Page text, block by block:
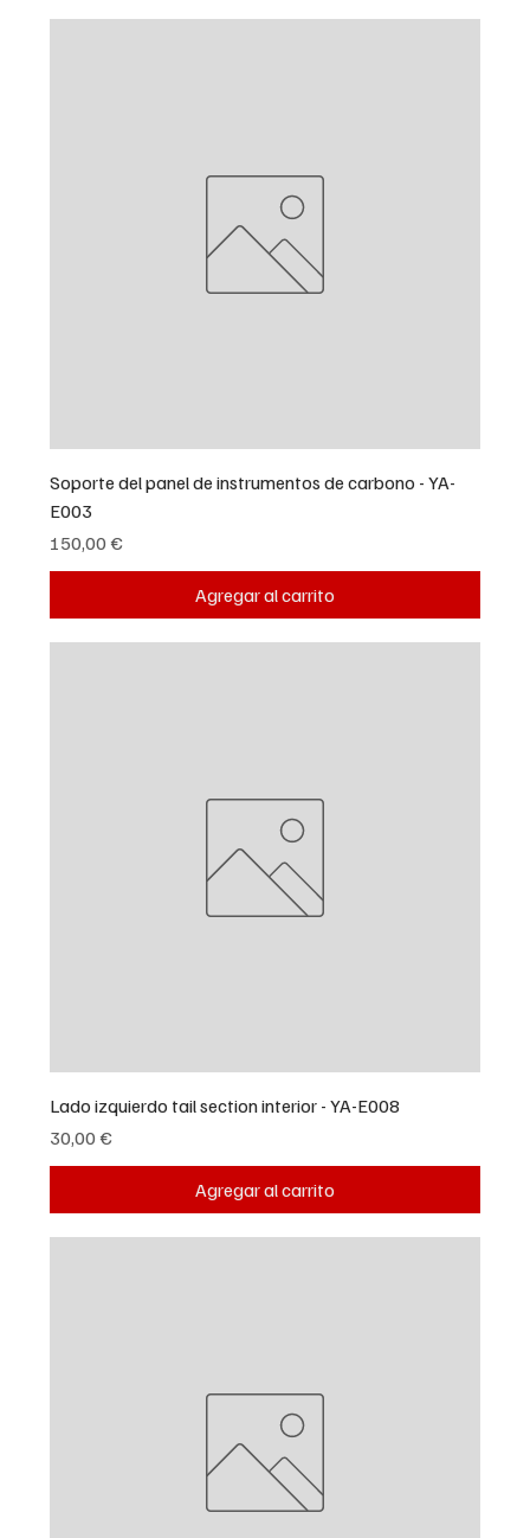
Soporte del panel de instrumentos de carbono - YA-
E003
Precio
150,00 €
Agregar al carrito
Lado izquierdo tail section interior - YA-E008
Precio
30,00 €
Agregar al carrito